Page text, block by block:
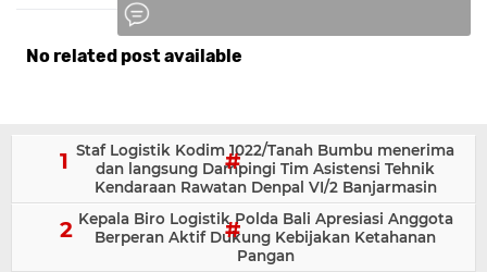
No related post available
Staf Logistik Kodim 1022/Tanah Bumbu menerima
dan langsung Dampingi Tim Asistensi Tehnik
Kendaraan Rawatan Denpal VI/2 Banjarmasin
Kepala Biro Logistik Polda Bali Apresiasi Anggota
Berperan Aktif Dukung Kebijakan Ketahanan
Pangan